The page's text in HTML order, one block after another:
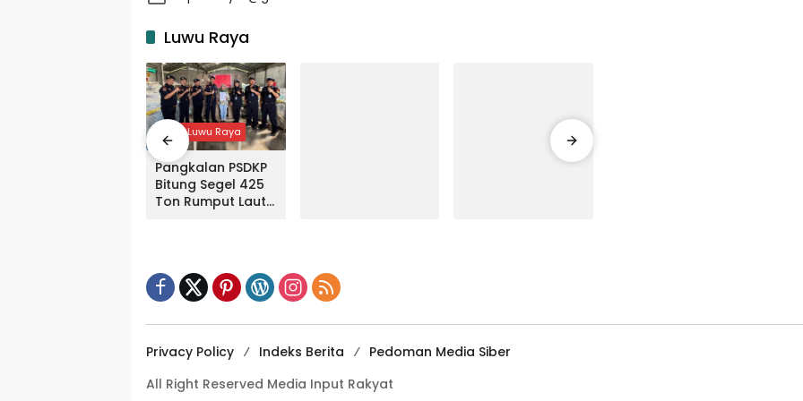
Luwu Raya
Input Luwu Raya
Pangkalan PSDKP
Bitung Segel 425
Ton Rumput Laut
Privacy Policy Indeks Berita
Pedoman Media Siber
All Right Reserved Media Input Rakyat